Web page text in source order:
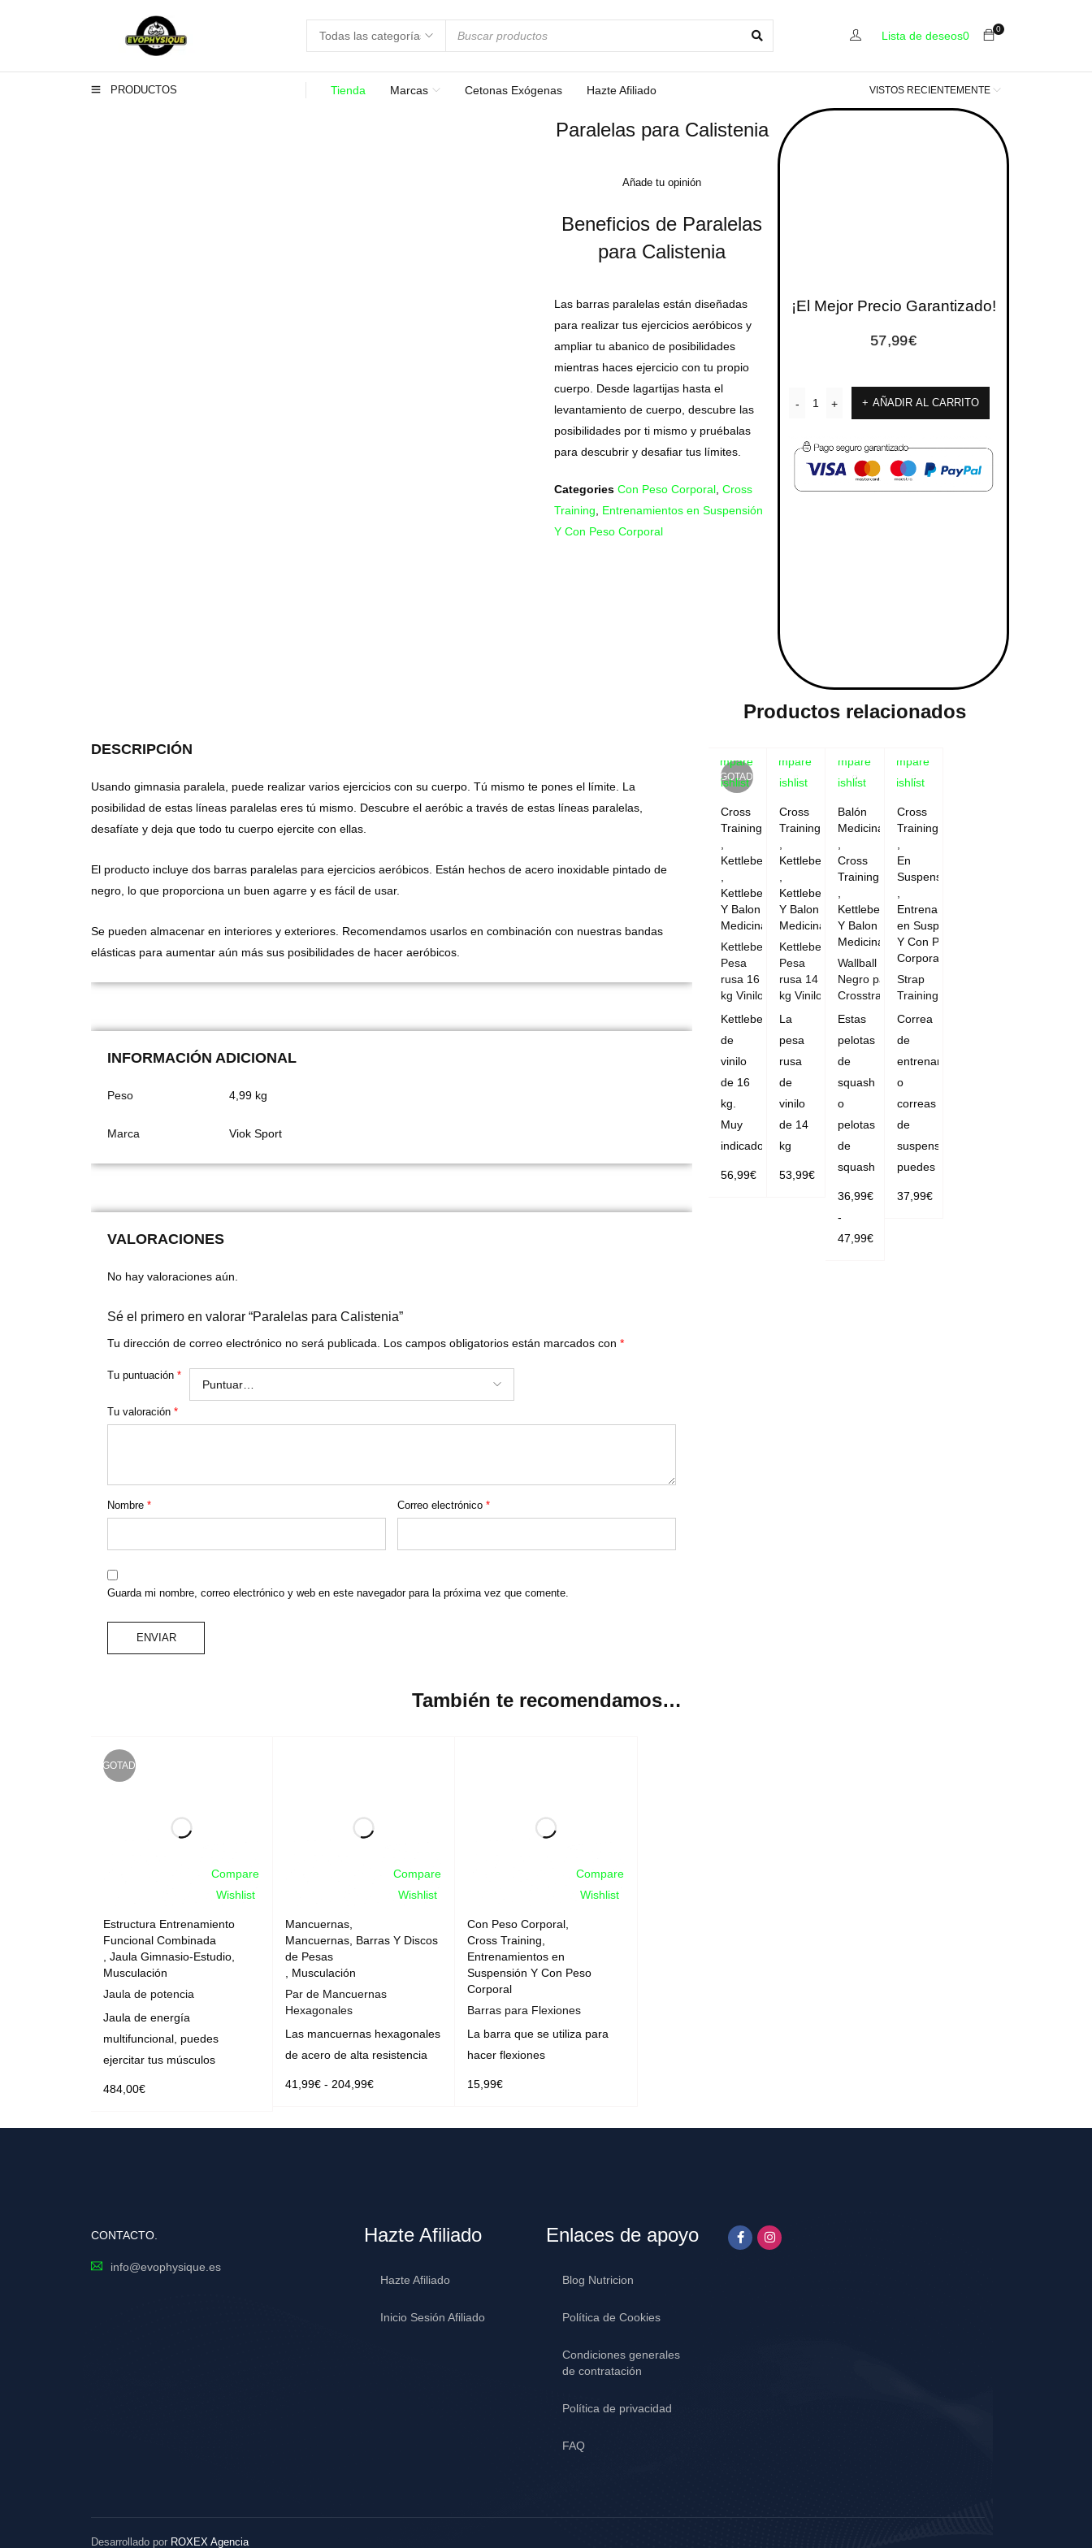
0
Lista de deseos0
PRODUCTOS Tienda Marcas Cetonas Exógenas Hazte Afiliado VISTOS RECIENTEMENTE
Paralelas para Calistenia
Añade tu opinión
Beneficios de Paralelas
para Calistenia
Las barras paralelas están diseñadas
para realizar tus ejercicios aeróbicos y
ampliar tu abanico de posibilidades
mientras haces ejercicio con tu propio
cuerpo. Desde lagartijas hasta el
levantamiento de cuerpo, descubre las
posibilidades por ti mismo y pruébalas
para descubrir y desafiar tus límites.
Categories Con Peso Corporal Cross
Training
Entrenamientos en Suspensión
Y Con Peso Corporal
¡El Mejor Precio Garantizado!
57,99€
AÑADIR AL CARRITO
DESCRIPCIÓN
Usando gimnasia paralela, puede realizar varios ejercicios con su cuerpo. Tú mismo te pones el límite. La
posibilidad de estas líneas paralelas eres tú mismo. Descubre el aeróbic a través de estas líneas paralelas,
desafíate y deja que todo tu cuerpo ejercite con ellas.
El producto incluye dos barras paralelas para ejercicios aeróbicos. Están hechos de acero inoxidable pintado de
negro, lo que proporciona un buen agarre y es fácil de usar.
Se pueden almacenar en interiores y exteriores. Recomendamos usarlos en combinación con nuestras bandas
elásticas para aumentar aún más sus posibilidades de hacer aeróbicos.
INFORMACIÓN ADICIONAL
Peso 4,99 kg
Marca Viok Sport
VALORACIONES
No hay valoraciones aún.
Sé el primero en valorar “Paralelas para Calistenia”
Tu dirección de correo electrónico no será publicada. Los campos obligatorios están marcados con *
Tu puntuación *
Tu valoración *
Nombre * Correo electrónico *
Guarda mi nombre, correo electrónico y web en este navegador para la próxima vez que comente.
Productos relacionados
AGOTADO
Compare
Wishlist
Cross
Training
Kettlebell
Kettlebell
Y Balon
Medicinal
Kettlebell
Pesa
rusa 16
kg Vinilo
Kettlebell
de
vinilo
de 16
kg.
Muy
indicado
56,99€
Compare
Wishlist
Cross
Training
Kettlebell
Kettlebell
Y Balon
Medicinal
Kettlebell
Pesa
rusa 14
kg Vinilo
La
pesa
rusa
de
vinilo
de 14
kg
53,99€
Compare
Wishlist
Balón
Medicinal
Cross
Training
Kettlebell
Y Balon
Medicinal
Wallball
Negro para
Crosstraining
Estas
pelotas
de
squash
o
pelotas
de
squash
36,99€
-
47,99€
Compare
Wishlist
Cross
Training
En
Suspensión
Entrenamientos
en Suspensión
Y Con Peso
Corporal
Strap
Training
Correa
de
entrenamiento
o
correas
de
suspensión,
puedes
37,99€
También te recomendamos…
AGOTADO
Compare
Wishlist
Estructura Entrenamiento
Funcional Combinada
Jaula Gimnasio-Estudio
Musculación
Jaula de potencia
Jaula de energía
multifuncional, puedes
ejercitar tus músculos
484,00€
Compare
Wishlist
Mancuernas
Mancuernas, Barras Y Discos
de Pesas
Musculación
Par de Mancuernas
Hexagonales
Las mancuernas hexagonales
de acero de alta resistencia
41,99€ - 204,99€
Compare
Wishlist
Con Peso Corporal
Cross Training
Entrenamientos en
Suspensión Y Con Peso
Corporal
Barras para Flexiones
La barra que se utiliza para
hacer flexiones
15,99€
CONTACTO.
info@evophysique.es
Hazte Afiliado
Hazte Afiliado
Inicio Sesión Afiliado
Enlaces de apoyo
Blog Nutricion
Política de Cookies
Condiciones generales
de contratación
Política de privacidad
FAQ
Desarrollado por ROXEX Agencia